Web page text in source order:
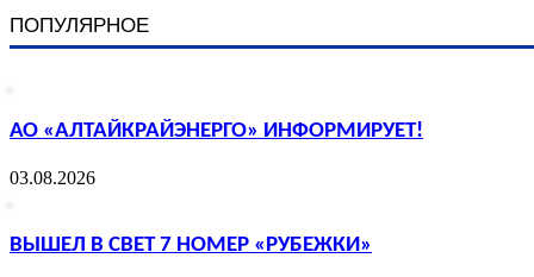
ПОПУЛЯРНОЕ
АО «АЛТАЙКРАЙЭНЕРГО» ИНФОРМИРУЕТ!
03.08.2026
ВЫШЕЛ В СВЕТ 7 НОМЕР «РУБЕЖКИ»